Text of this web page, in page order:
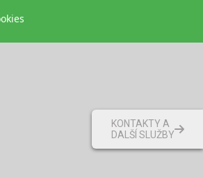
KONTAKTY A
DALŠÍ SLUŽBY